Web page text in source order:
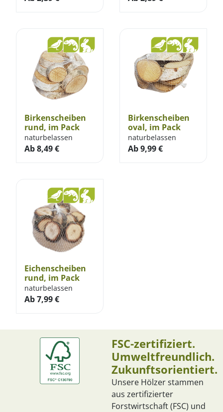
Birkenscheiben
rund, im Pack
naturbelassen
Ab8,49€
Birkenscheiben
oval, im Pack
naturbelassen
Ab9,99€
Eichenscheiben
rund, im Pack
naturbelassen
Ab7,99€
FSC-zertifiziert.
Umweltfreundlich.
Zukunftsorientiert.
Unsere Hölzer stammen
aus zertifizierter
Forstwirtschaft (FSC) und